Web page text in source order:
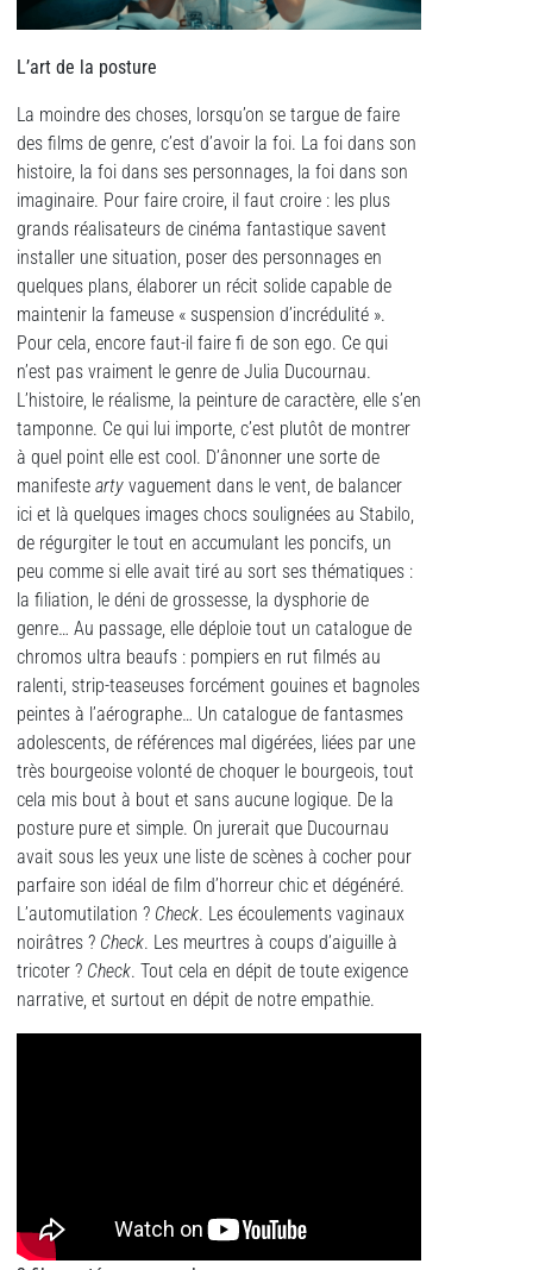
L’art de la posture
La moindre des choses, lorsqu’on se targue de faire
des films de genre, c’est d’avoir la foi. La foi dans son
histoire, la foi dans ses personnages, la foi dans son
imaginaire. Pour faire croire, il faut croire : les plus
grands réalisateurs de cinéma fantastique savent
installer une situation, poser des personnages en
quelques plans, élaborer un récit solide capable de
maintenir la fameuse « suspension d’incrédulité ».
Pour cela, encore faut-il faire fi de son ego. Ce qui
n’est pas vraiment le genre de Julia Ducournau.
L’histoire, le réalisme, la peinture de caractère, elle s’en
tamponne. Ce qui lui importe, c’est plutôt de montrer
à quel point elle est cool. D’ânonner une sorte de
manifeste arty vaguement dans le vent, de balancer
ici et là quelques images chocs soulignées au Stabilo,
de régurgiter le tout en accumulant les poncifs, un
peu comme si elle avait tiré au sort ses thématiques :
la filiation, le déni de grossesse, la dysphorie de
genre… Au passage, elle déploie tout un catalogue de
chromos ultra beaufs : pompiers en rut filmés au
ralenti, strip-teaseuses forcément gouines et bagnoles
peintes à l’aérographe… Un catalogue de fantasmes
adolescents, de références mal digérées, liées par une
très bourgeoise volonté de choquer le bourgeois, tout
cela mis bout à bout et sans aucune logique. De la
posture pure et simple. On jurerait que Ducournau
avait sous les yeux une liste de scènes à cocher pour
parfaire son idéal de film d’horreur chic et dégénéré.
L’automutilation ? Check. Les écoulements vaginaux
noirâtres ? Check. Les meurtres à coups d’aiguille à
tricoter ? Check. Tout cela en dépit de toute exigence
narrative, et surtout en dépit de notre empathie.